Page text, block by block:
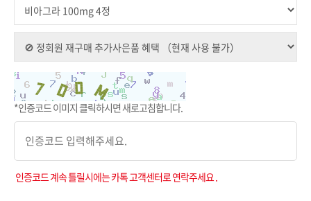
*인증코드 이미지 클릭하시면 새로고침합니다.
인증코드 계속 틀릴시에는 카톡 고객센터로 연락주세요 .